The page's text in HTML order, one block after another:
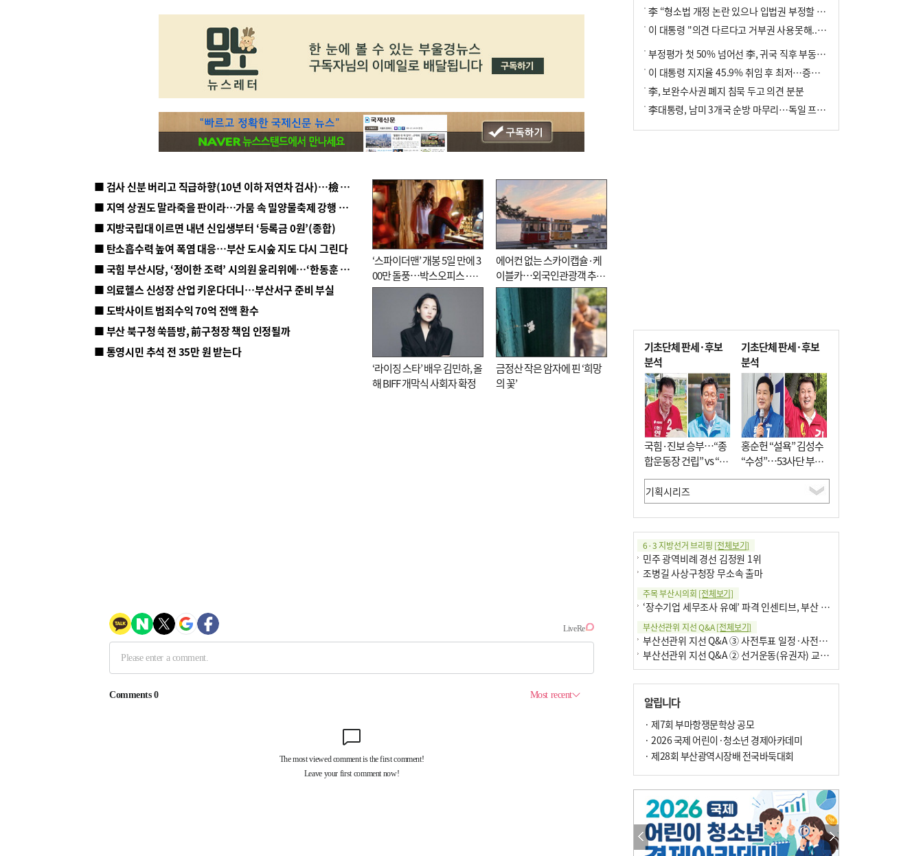
■ 검사 신분 버리고 직급하향(10년 이하 저연차 검사)…檢 중수청행 기피
■ 지역 상권도 말라죽을 판이라…가뭄 속 밀양물축제 강행 논란
■ 지방국립대 이르면 내년 신입생부터 ‘등록금 0원’(종합)
■ 탄소흡수력 높여 폭염 대응…부산 도시숲 지도 다시 그린다
■ 국힘 부산시당, ‘정이한 조력’ 시의원 윤리위에…‘한동훈 지지’도 신고접수
■ 의료헬스 신성장 산업 키운다더니…부산서구 준비 부실
■ 도박사이트 범죄수익 70억 전액 환수
■ 부산 북구청 쑥뜸방, 前구청장 책임 인정될까
■ 통영시민 추석 전 35만 원 받는다
‘스파이더맨’ 개봉 5일 만에 3
00만 돌풍…박스오피스·예
매율 동시 1위
에어컨 없는 스카이캡슐·케
이블카…외국인관광객 추억
대신 고역 될라
‘라이징 스타’ 배우 김민하, 올
해 BIFF 개막식 사회자 확정
금정산 작은 암자에 핀 ‘희망
의 꽃’
李 “형소법 개정 논란 있으나 입법권 부정할 만큼은 아냐”(종합)
이 대통령 "의견 다르다고 거부권 사용못해.. 입법권 부정할 상황이라 보기 어려워"
부정평가 첫 50% 넘어선 李, 귀국 직후 부동산·증시 점검(종합)
이 대통령 지지율 45.9% 취임 후 최저…증시 폭락·연임 개헌 논란 영향
李, 보완수사권 폐지 침묵 두고 의견 분분
李대통령, 남미 3개국 순방 마무리…독일 프랑크푸르트 향해 출발
기초단체 판세·후보
분석
국힘·진보 승부…“종
합운동장 건립” vs “출
근 공공버스 도입”
기초단체 판세·후보
분석
홍순헌 “설욕” 김성수
“수성”…53사단 부지
개발엔 한 목소리
6·3 지방선거 브리핑 [전체보기]
민주 광역비례 경선 김정원 1위
조병길 사상구청장 무소속 출마
주목 부산시의회 [전체보기]
‘장수기업 세무조사 유예’ 파격 인센티브, 부산 유출 막을까
부산선관위 지선 Q&A[전체보기]
부산선관위 지선 Q&A ③ 사전투표 일정·사전투표함 보관
부산선관위 지선 Q&A ② 선거운동(유권자) 교육감투표용지
알립니다
· 제7회 부마항쟁문학상 공모
· 2026 국제 어린이·청소년 경제아카데미
· 제28회 부산광역시장배 전국바둑대회